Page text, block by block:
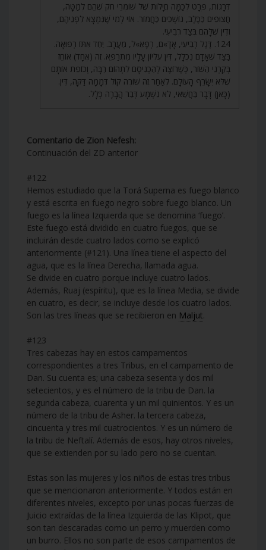
דְּרָגוֹת, פְּרָט לְכַמָּה חֲיָלוֹת שֶׁל שׁוֹמְרֵי חֹק שֶׁהֵם לְמַטָּה,
חֲצוּפִים כַּכֶּלֶב, נוֹשְׁכִים כַּחֲמוֹר. אוֹי לְמִי שֶׁנִּמְצָא לִפְנֵיהֶם,
וְדִין שֶׁלָּהֶם בְּצַד רְבִיעִי.
124. דֶּגֶל רְבִיעִי, אָדָ»ם, רְפָאֵ»ל, מַעֲרָב. יַחַד אִתּוֹ רְפוּאָה.
בַּצַּד שֶׁאָדָם נִכְלָל, דִּין עֶלְיוֹן עָלָיו מִתְרַפֵּא. זֶה (אֶחָד) אוֹחֵז
בְּקַרְנֵי הַשּׁוֹר, כְּשֶׁרוֹצֶה לְהַכְנִיסָם לִתְהוֹם רַבָּה, וְכוֹפֵת אוֹתָם
שֶׁלֹּא יִשָּׂרֵף הָעוֹלָם. לְאַחַר זֶה שׁוֹרֶה קוֹל דְּמָמָה דַּקָּה, דִּין.
(כָּאן) דָּבָר בַּחֲשַׁאי, לֹא נִשְׁמָע דְּבַר הֲבָרָה כְּלָל.
Comentario de Zion Nefesh:
Continuación del ZD anterior
#122
Hemos estudiado que la Torá Superna es fuego blanco
y está escrita en fuego negro sobre fuego blanco. Un
fuego es la línea Izquierda que se denomina ‘fuego’.
Este fuego está dividido en cuatro fuegos, que se
incluirán desde cuatro lados como se explicó
anteriormente (#121). Una línea tiene el aspecto del
agua, que es la línea Derecha, llamada agua.
Se divide en cuatro porque incluye cuatro lados.
Además, Ruaj (espíritu), que es la línea Media, se divide
en cuatro, es decir, se incluye desde los cuatro lados.
Son las tres líneas que se recibieron en Maljut.
#123
Tres cabezas hay en estos campamentos
correspondientes a tres Tribus, en el campamento de
Dan. Su cuenta es; una cabeza sesenta y dos mil
setecientos, y es el número de la tribu de Dan. la
segunda cabeza, cuarenta y un mil quinientos. Y es un
número de la tribu de Asher. la tercera cabeza,
cincuenta y tres mil cuatrocientos. Y es un número de
la tribu de Neftalí. Además de esos, hay otros niveles,
que se extienden por su lado pero no se cuentan.
Estas son las mujeres y los niños de estas tres tribus
que se mencionaron anteriormente. Y todos están en
diferentes niveles, excepto por unas pocas fuerzas de
Juicio extraídas de la línea Izquierda de las Klipot, que
son tan descaradas como un perro y muerden como
un burro. Ellos no son parte de esos campamentos de